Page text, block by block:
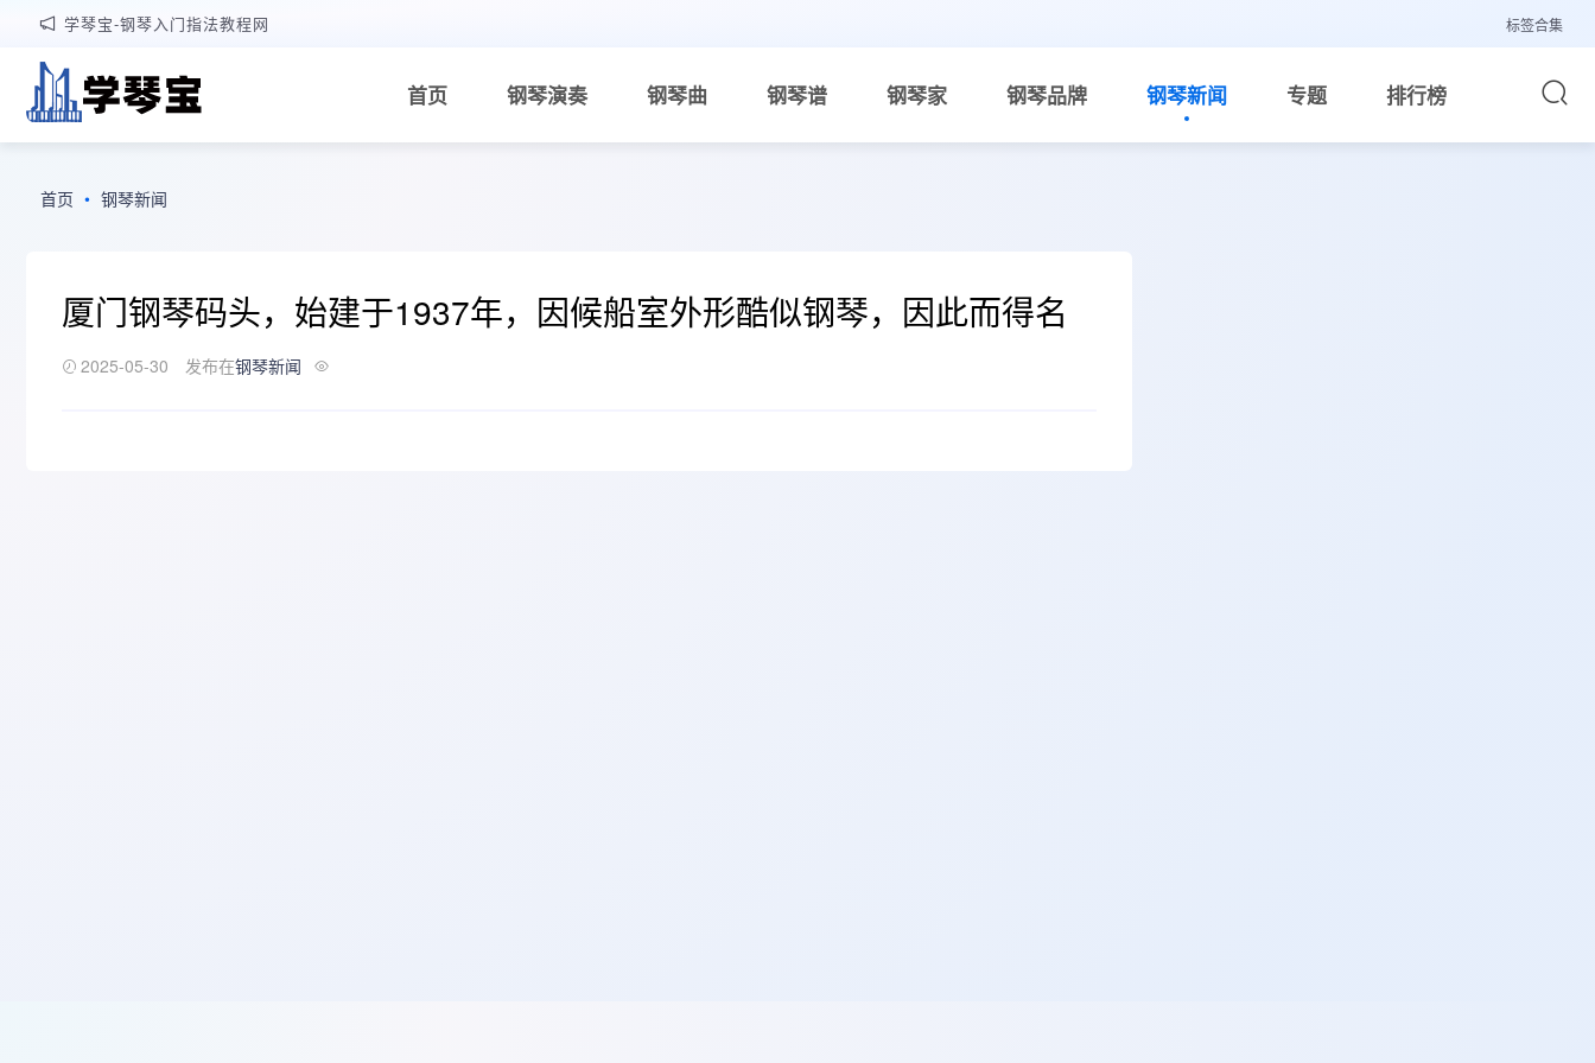
学琴宝-钢琴入门指法教程网 标签合集
首页 钢琴演奏 钢琴曲 钢琴谱 钢琴家 钢琴品牌 钢琴新闻 专题 排行榜
首页 • 钢琴新闻
厦门钢琴码头，始建于1937年，因候船室外形酷似钢琴，因此而得名
2025-05-30 发布在钢琴新闻